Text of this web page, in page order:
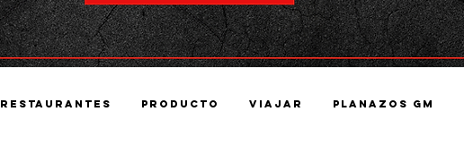
Restaurantes Producto Viajar Planazos GM